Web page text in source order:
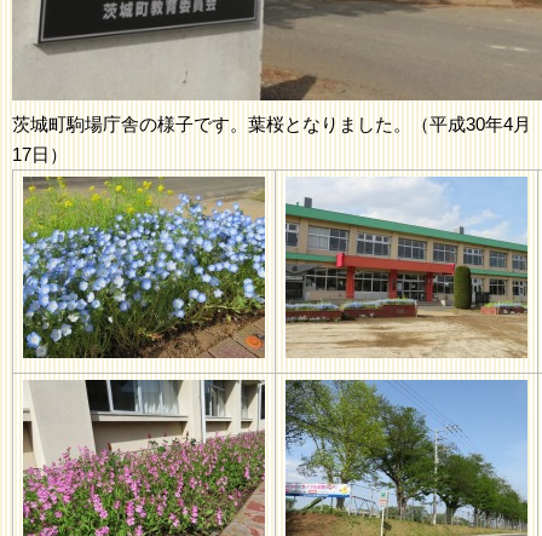
茨城町駒場庁舎の様子です。葉桜となりました。（平成30年4月
17日）